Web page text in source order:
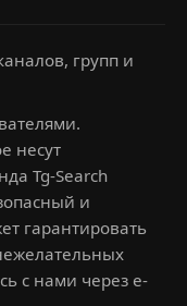
групп и
несут
Tg-Search
и
гарантировать
с нами через e-